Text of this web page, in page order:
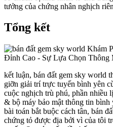
tưởng của chứng nhân nghịch
Tổng kết
kết luận, bán đất gem sky world
giỡn giải trí trực tuyến bình yên
cuộc nghịch trù phú, phần nhiều
& bộ máy bảo mật thông tin bình
bài toán bắt buộc cách tân, bán
chứng tỏ được địa bởi vì của tôi